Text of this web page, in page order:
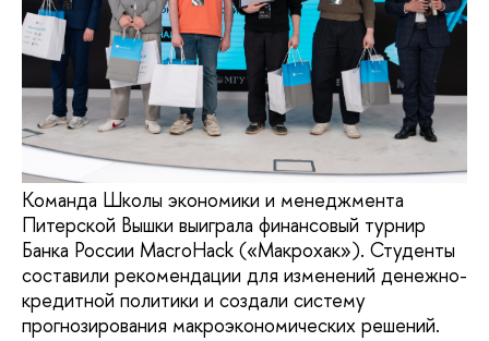
Команда Школы экономики и менеджмента
Питерской Вышки выиграла финансовый турнир
Банка России MacroHack («Макрохак»). Студенты
составили рекомендации для изменений денежно-
кредитной политики и создали систему
прогнозирования макроэкономических решений.